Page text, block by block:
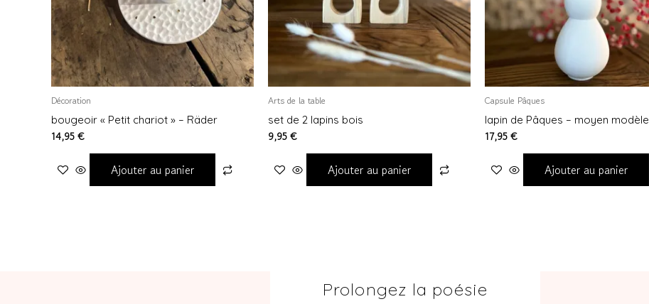
Décoration
bougeoir « Petit chariot » – Räder
14,95 €
Ajouter au panier
Arts de la table
set de 2 lapins bois
9,95 €
Ajouter au panier
Capsule Pâques
lapin de Pâques – moyen modèle
17,95 €
Ajouter au panier
Prolongez la poésie